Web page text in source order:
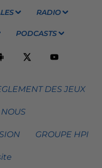
RADIO
PODCASTS
DES JEUX
GROUPE HPI